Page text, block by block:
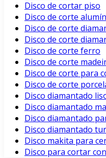
Disco de cortar piso
Disco de corte
Disco de corte
Disco de corte
Disco de corte ferro
Disco de corte
Disco de corte para
Disco de corte
Disco diamantado
Disco diamantado
Disco diamantado
Disco diamantado
Disco makita para
Disco para cortar